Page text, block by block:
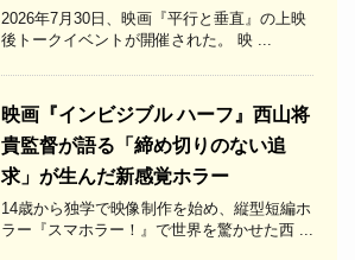
2026年7月30日、映画『平行と垂直』の上映
後トークイベントが開催された。 映 ...
映画『インビジブル ハーフ』西山将
貴監督が語る「締め切りのない追
求」が生んだ新感覚ホラー
14歳から独学で映像制作を始め、縦型短編ホ
ラー『スマホラー！』で世界を驚かせた西 ...